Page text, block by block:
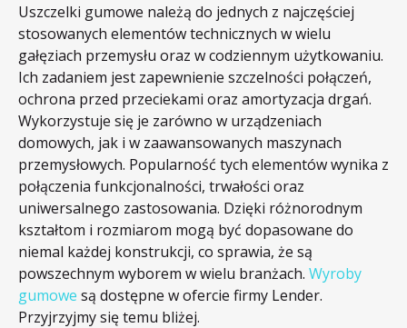
Uszczelki gumowe należą do jednych z najczęściej
stosowanych elementów technicznych w wielu
gałęziach przemysłu oraz w codziennym użytkowaniu.
Ich zadaniem jest zapewnienie szczelności połączeń,
ochrona przed przeciekami oraz amortyzacja drgań.
Wykorzystuje się je zarówno w urządzeniach
domowych, jak i w zaawansowanych maszynach
przemysłowych. Popularność tych elementów wynika z
połączenia funkcjonalności, trwałości oraz
uniwersalnego zastosowania. Dzięki różnorodnym
kształtom i rozmiarom mogą być dopasowane do
niemal każdej konstrukcji, co sprawia, że są
powszechnym wyborem w wielu branżach. Wyroby
gumowe są dostępne w ofercie firmy Lender.
Przyjrzyjmy się temu bliżej.